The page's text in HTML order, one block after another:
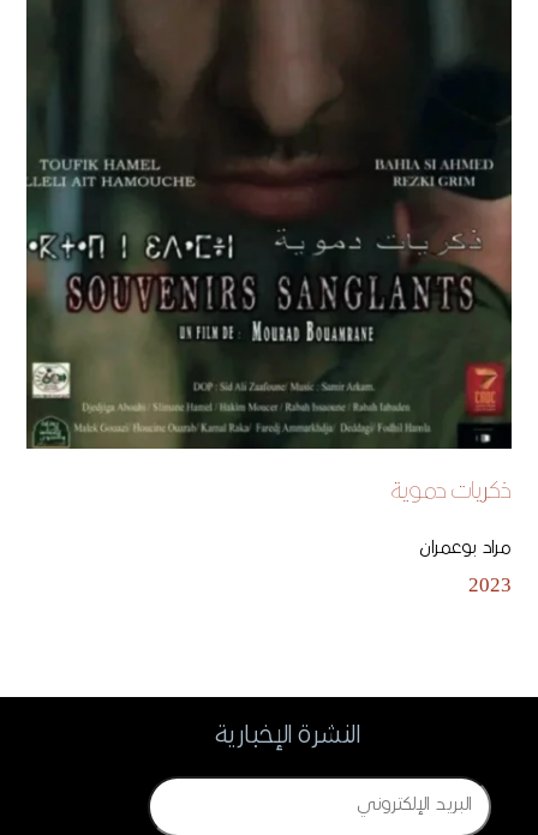
ذكريات دموية
مراد بوعمران
2023
النشرة الإخبارية
Email